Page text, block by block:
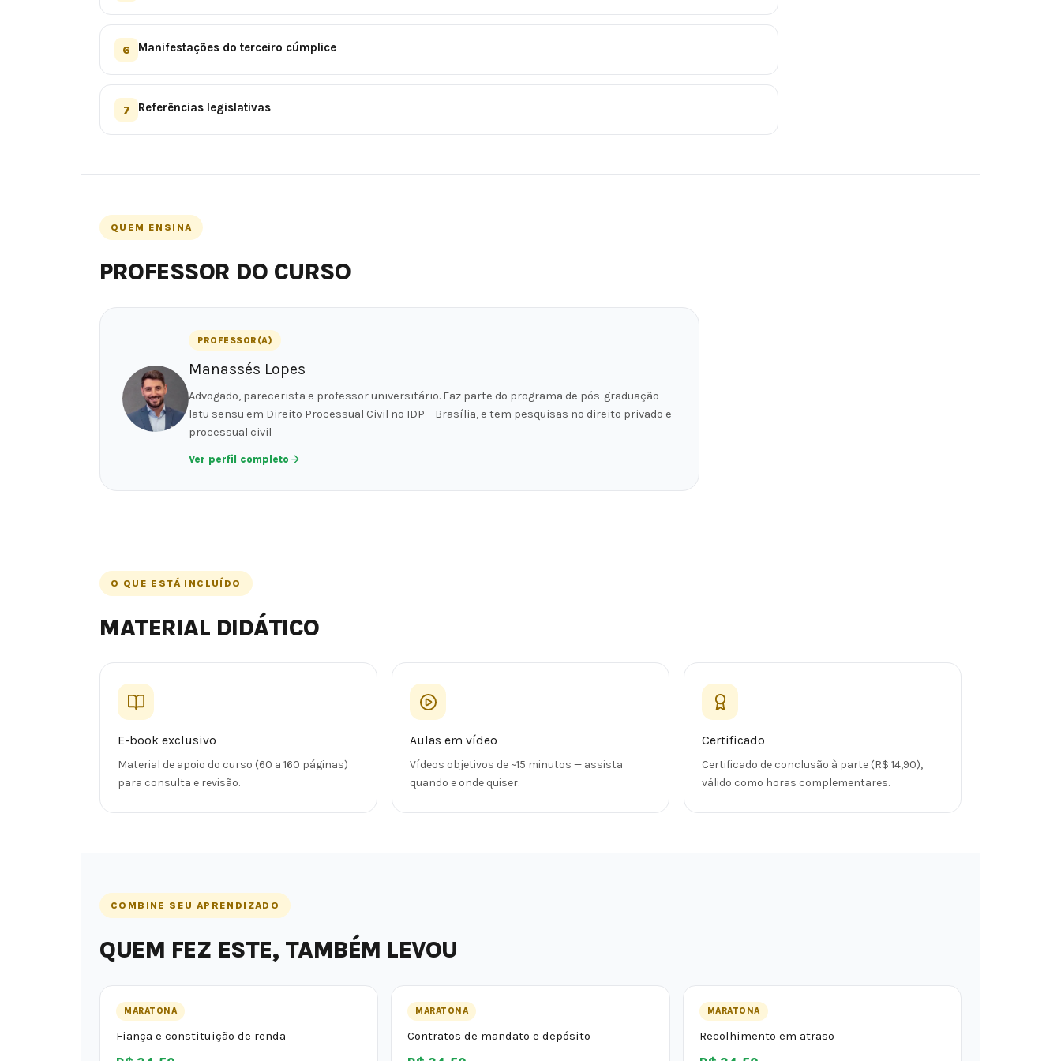
6 Manifestações do terceiro cúmplice
7 Referências legislativas
QUEM ENSINA
PROFESSOR DO CURSO
PROFESSOR(A)
Manassés Lopes
Advogado, parecerista e professor universitário. Faz parte do programa de pós-graduação
latu sensu em Direito Processual Civil no IDP – Brasília, e tem pesquisas no direito privado e
processual civil
Ver perfil completo
O QUE ESTÁ INCLUÍDO
MATERIAL DIDÁTICO
E-book exclusivo
Material de apoio do curso (60 a 160 páginas)
para consulta e revisão.
Aulas em vídeo
Vídeos objetivos de ~15 minutos — assista
quando e onde quiser.
Certificado
Certificado de conclusão à parte (R$ 14,90),
válido como horas complementares.
COMBINE SEU APRENDIZADO
QUEM FEZ ESTE, TAMBÉM LEVOU
MARATONA
Fiança e constituição de renda
MARATONA
Contratos de mandato e depósito
MARATONA
Recolhimento em atraso